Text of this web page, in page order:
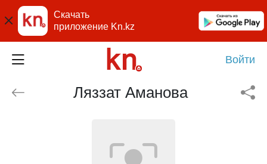
Скачать
приложение Kn.kz
Войти
Ляззат Аманова